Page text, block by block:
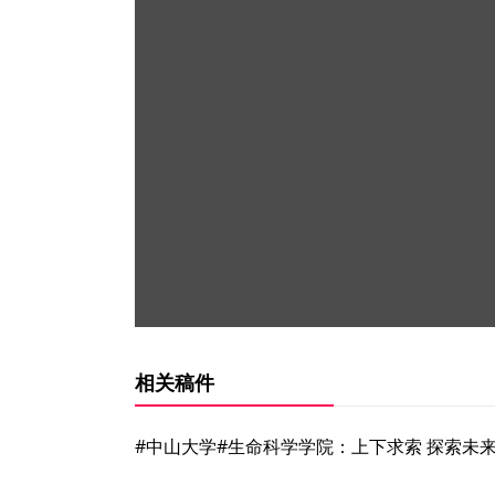
相关稿件
#中山大学#生命科学学院：上下求索 探索未